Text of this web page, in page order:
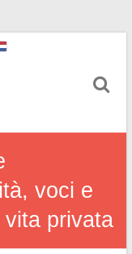
voci e
privata